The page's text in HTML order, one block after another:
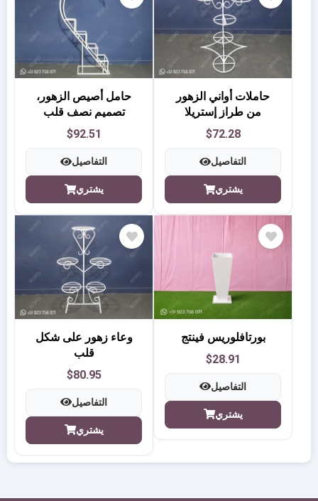
حامل أصيص الزهور،
تصميم نصف قلب
$92.51
التفاصيل
يشتري
حاملات أواني الزهور
من طراز إستريلا
$72.28
التفاصيل
يشتري
وعاء زهور على شكل
قلب
$80.95
التفاصيل
يشتري
بورتافلوريس فينتج
$28.91
التفاصيل
يشتري